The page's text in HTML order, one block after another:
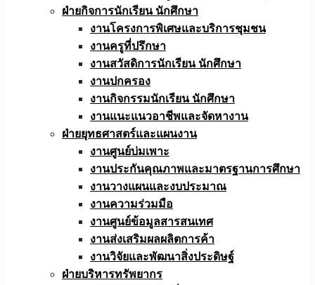
ฝ่ายกิจการนักเรียน นักศึกษา
งานโครงการพิเศษและบริการชุมชน
งานครูที่ปรึกษา
งานสวัสดิการนักเรียน นักศึกษา
งานปกครอง
งานกิจกรรมนักเรียน นักศึกษา
งานแนะแนวอาชีพและจัดหางาน
ฝ่ายยุทธศาสตร์และแผนงาน
งานศูนย์บ่มเพาะ
งานประกันคุณภาพและมาตรฐานการศึกษา
งานวางแผนและงบประมาณ
งานความร่วมมือ
งานศูนย์ข้อมูลสารสนเทศ
งานส่งเสริมผลผลิตการค้า
งานวิจัยและพัฒนาสิ่งประดิษฐ์
ฝ่ายบริหารทรัพยากร